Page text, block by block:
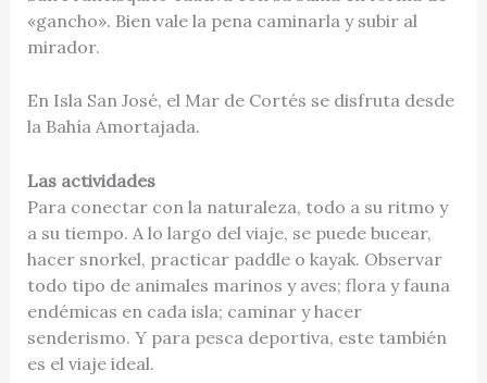
«gancho». Bien vale la pena caminarla y subir al
mirador.
En Isla San José, el Mar de Cortés se disfruta desde
la Bahía Amortajada.
Las actividades
Para conectar con la naturaleza, todo a su ritmo y
a su tiempo. A lo largo del viaje, se puede bucear,
hacer snorkel, practicar paddle o kayak. Observar
todo tipo de animales marinos y aves; flora y fauna
endémicas en cada isla; caminar y hacer
senderismo. Y para pesca deportiva, este también
es el viaje ideal.